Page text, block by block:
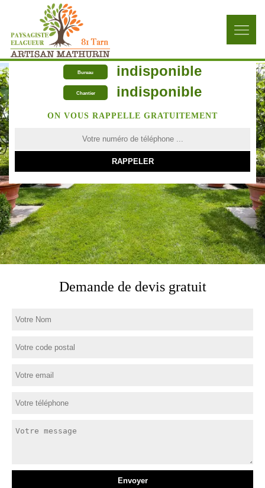
Bureau indisponible
Chantier indisponible
ON VOUS RAPPELLE GRATUITEMENT
Demande de devis gratuit